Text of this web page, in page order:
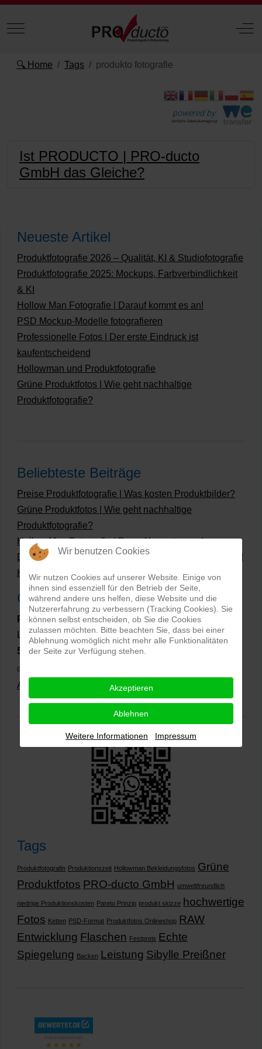
Mobile Menu Toggle Off-
🔍 Home Tags produkto fotografie
powered by:
einfache Datenübertragung
Ist PRODUCTO | PRO-ducto
GmbH das Gleiche?
Neueste Artikel
Produktfotografie 2026 – Qualität, KI & Studiofotografie
Produktfotografie 2025: Mockups, Farbverbindlichkeit
& KI
Hollow Man Fotografie | Darauf kommt es an!
PSD Mockup-Modelle fotografieren
Professionelle Fotos | Der erste Eindruck ist
kaufentscheidend
Hollowman und Produktfotografie
Grüne Produktfotos | Wie geht nachhaltige
Produktfotografie?
Beliebteste Beiträge
Preise Produktfotografie | Was kosten Produktbilder?
Grüne Produktfotos | Wie geht nachhaltige
Produktfotografie?
Hollow Man Fotografie | Darauf kommt es an!
Dateiformate und Bilder mit transparentem Hintergrund
Hollowman und Produktfotografie
Google Rezensionen
PRO-ducto GmbH, Fotografie und Bildbearbeitung in
Lichtenau
5,0⭐⭐⭐⭐⭐bei144 Google-Rezensionen
02.01.2026)
Alle Rezensionen ansehen|Bewertung abgeben
Tags
Produktfotografin Produktionszeit Hollowman Bekleidungsfotos Grüne
Produktfotos PRO-ducto GmbH umweltfreundlich
niedrige Produktionskosten Pareto Prinzip produkt skizze hochwertige
Fotos Ketten PSD-Format Produktfotos Onlineshop RAW
Entwicklung Flaschen Festpreis Echte
Spiegelung Backen Leistung Sibylle Preißner
Wir benutzen Cookies
Wir nutzen Cookies auf unserer Website. Einige von
ihnen sind essenziell für den Betrieb der Seite,
während andere uns helfen, diese Website und die
Nutzererfahrung zu verbessern (Tracking Cookies). Sie
können selbst entscheiden, ob Sie die Cookies
zulassen möchten. Bitte beachten Sie, dass bei einer
Ablehnung womöglich nicht mehr alle Funktionalitäten
der Seite zur Verfügung stehen.
Akzeptieren
Ablehnen
Weitere Informationen Impressum